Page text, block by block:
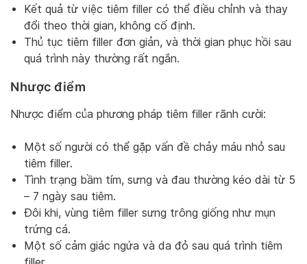
Kết quả từ việc tiêm filler có thể điều chỉnh và thay
đổi theo thời gian, không cố định.
Thủ tục tiêm filler đơn giản, và thời gian phục hồi sau
quá trình này thường rất ngắn.
Nhược điểm
Nhược điểm của phương pháp tiêm filler rãnh cười:
Một số người có thể gặp vấn đề chảy máu nhỏ sau
tiêm filler.
Tình trạng bầm tím, sưng và đau thường kéo dài từ 5
– 7 ngày sau tiêm.
Đôi khi, vùng tiêm filler sưng trông giống như mụn
trứng cá.
Một số cảm giác ngứa và da đỏ sau quá trình tiêm